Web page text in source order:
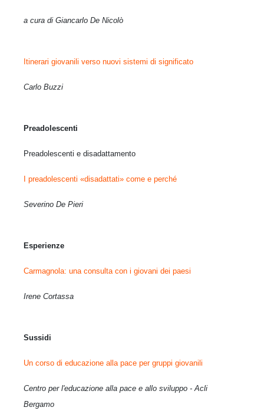
a cura di Giancarlo De Nicolò
Itinerari giovanili verso nuovi sistemi di significato
Carlo Buzzi
Preadolescenti
Preadolescenti e disadattamento
I preadolescenti «disadattati» come e perché
Severino De Pieri
Esperienze
Carmagnola: una consulta con i giovani dei paesi
Irene Cortassa
Sussidi
Un corso di educazione alla pace per gruppi giovanili
Centro per l'educazione alla pace e allo sviluppo - Acli
Bergamo